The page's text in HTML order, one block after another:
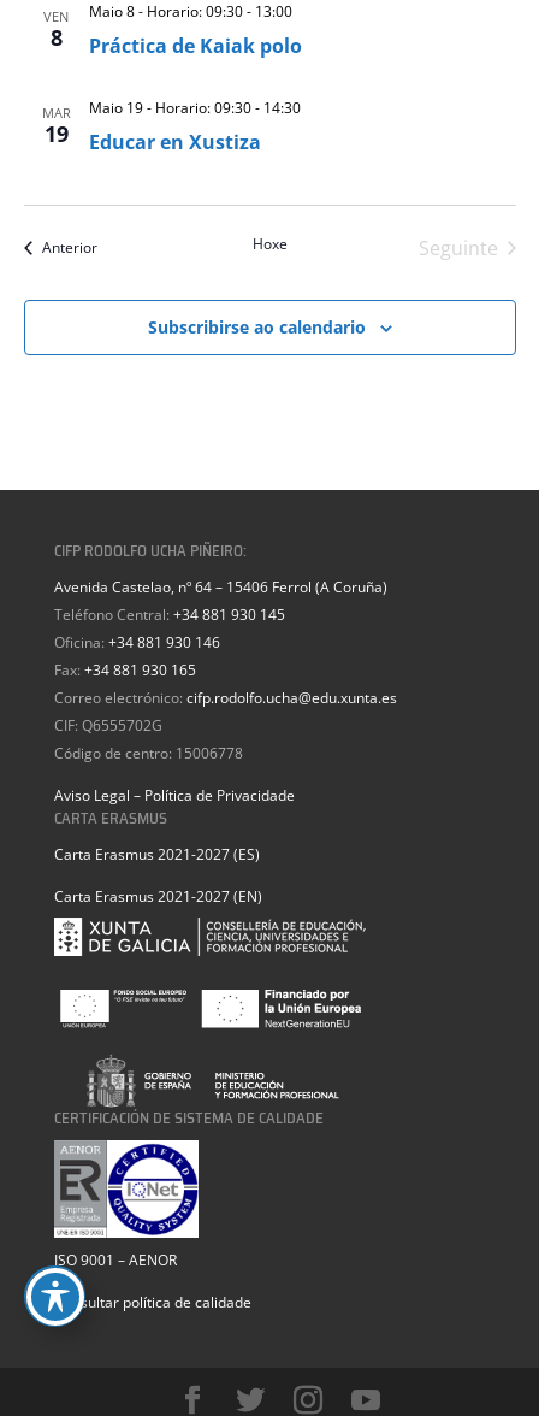
VEN
8 Práctica de Kaiak polo
Maio 8 - Horario: 09:30- 13:00
MAR
19 Educar en Xustiza
Maio 19 - Horario: 09:30- 14:30
Anterioreventos Hoxe
Seguinte
Subscribirse ao calendario
CIFP RODOLFO UCHA PIÑEIRO:
Avenida Castelao, nº 64 – 15406 Ferrol (A Coruña)
Teléfono Central: +34 881 930 145
Oficina: +34 881 930 146
Fax: +34 881 930 165
Correo electrónico: cifp.rodolfo.ucha@edu.xunta.es
CIF: Q6555702G
Código de centro: 15006778
Aviso Legal – Política de Privacidade
CARTA ERASMUS
Carta Erasmus 2021-2027 (ES)
Carta Erasmus 2021-2027 (EN)
CERTIFICACIÓN DE SISTEMA DE CALIDADE
ISO 9001 – AENOR
Consultar política de calidade